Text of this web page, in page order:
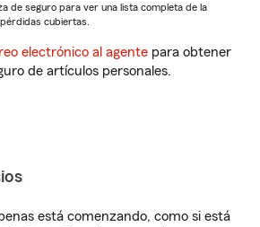
de seguro para ver una lista completa de la
cubiertas.
electrónico al agente para obtener
de artículos personales.
está comenzando, como si está